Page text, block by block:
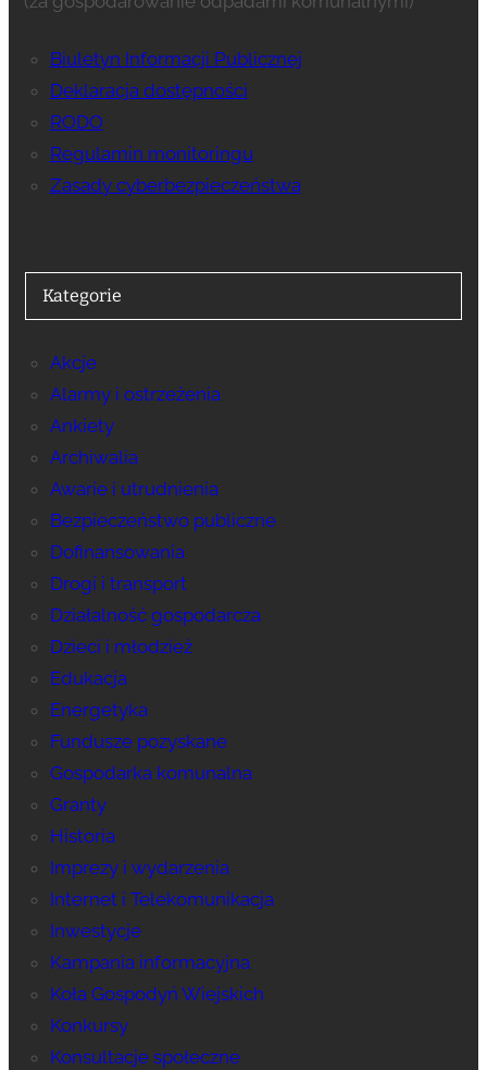
Biuletyn Informacji Publicznej
Deklaracja dostępności
RODO
Regulamin monitoringu
Zasady cyberbezpieczeństwa
Kategorie
Akcje
Alarmy i ostrzeżenia
Ankiety
Archiwalia
Awarie i utrudnienia
Bezpieczeństwo publiczne
Dofinansowania
Drogi i transport
Działalność gospodarcza
Dzieci i młodzież
Edukacja
Energetyka
Fundusze pozyskane
Gospodarka komunalna
Granty
Historia
Imprezy i wydarzenia
Internet i Telekomunikacja
Inwestycje
Kampania informacyjna
Koła Gospodyń Wiejskich
Konkursy
Konsultacje społeczne